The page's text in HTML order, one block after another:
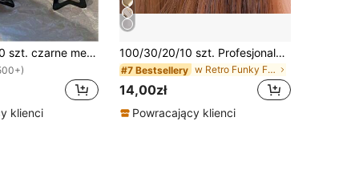
8/10/20/40/50 szt. czarne metalowe spinki do włosów w kształcie gwiazdki, mini, w stylu Y2K, słodkie damskie akcesoria do włosów
klienci
100/30/20/10 szt. Profesjonalne metalowe spinki do włosów, nadające objętości odrostom, akcesoria do włosów, narzędzia DIY, jesień, podróże, narzędzia do stylizacji włosów, akcesoria damskie, produkty do pielęgnacji włosów, prezenty, prezenty dla kobiet, ozdoby do włosów, spinki do włosów
#7 Bestsellery w Retro Funky Fashion Picks Akcesoria do włosów dl
14,00zł
Powracający klienci